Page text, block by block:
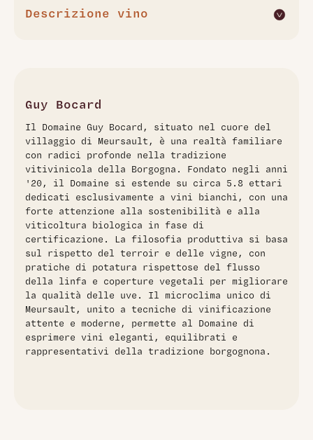
Descrizione vino
e complessità. Le uve sono coltivate su terreni di argilla e
profilo olfattivo è caratterizzato da profumi di fiori bianchi e
frutta matura, mentre al palato si apprezza una struttura
media con un finale lungo e persistente. Ideale per
accompagnare piatti di pesce delicati o formaggi freschi.
Guy Bocard
Il Domaine Guy Bocard, situato nel cuore del
villaggio di Meursault, è una realtà familiare
con radici profonde nella tradizione
vitivinicola della Borgogna. Fondato negli anni
'20, il Domaine si estende su circa 5.8 ettari
dedicati esclusivamente a vini bianchi, con una
forte attenzione alla sostenibilità e alla
viticoltura biologica in fase di
certificazione. La filosofia produttiva si basa
sul rispetto del terroir e delle vigne, con
pratiche di potatura rispettose del flusso
della linfa e coperture vegetali per migliorare
la qualità delle uve. Il microclima unico di
Meursault, unito a tecniche di vinificazione
attente e moderne, permette al Domaine di
esprimere vini eleganti, equilibrati e
rappresentativi della tradizione borgognona.